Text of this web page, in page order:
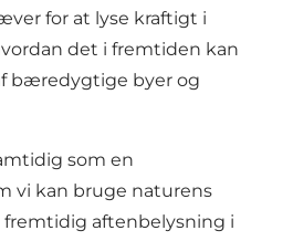
for at lyse kraftigt i
det i fremtiden kan
bæredygtige byer og
som en
vi kan bruge naturens
fremtidig aftenbelysning i